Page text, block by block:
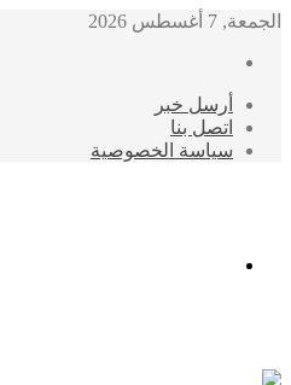
الجمعة, 7 أغسطس 2026
أرسل خبر
اتصل بنا
سياسة الخصوصية